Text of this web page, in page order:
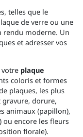
telles que le
de verre ou une
rendu moderne. Un
et adresser vos
votre plaque
coloris et formes
plaques, les plus
gravure, dorure,
animaux (papillon),
ou encore les fleurs
florale).